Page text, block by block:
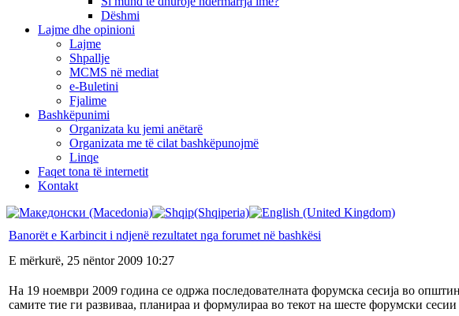
Dëshmi
Lajme dhe opinioni
Lajme
Shpallje
MCMS në mediat
e-Buletini
Fjalime
Bashkëpunimi
Organizata ku jemi anëtarë
Organizata me të cilat bashkëpunojmë
Linqe
Faqet tona të internetit
Kontakt
Banorët e Karbincit i ndjenë rezultatet nga forumet në bashkësi
E mërkurë, 25 nëntor 2009 10:27
На 19 ноември 2009 година се одржа последователната форумска сесија во
самите тие ги развиваа, планираа и формулираа во текот на шесте форумски